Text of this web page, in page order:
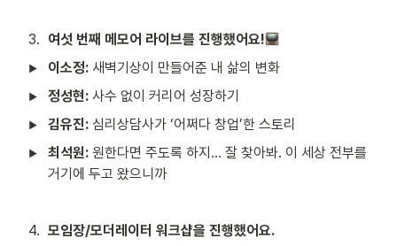
3. 여섯 번째 메모어 라이브를 진행했어요!
이소정: 새벽기상이 만들어준 내 삶의 변화
정성현: 사수 없이 커리어 성장하기
김유진: 심리상담사가 ‘어쩌다 창업’한 스토리
최석원: 원한다면 주도록 하지… 잘 찾아봐. 이 세상 전부를
거기에 두고 왔으니까
4. 모임장/모더레이터 워크샵을 진행했어요.